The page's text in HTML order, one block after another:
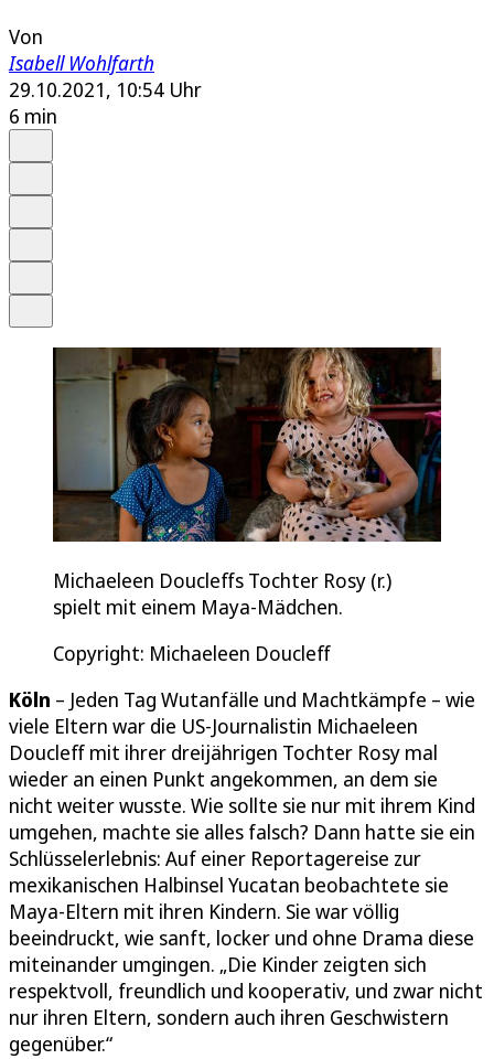
Von
Isabell Wohlfarth
29.10.2021, 10:54 Uhr
6 min
Michaeleen Doucleffs Tochter Rosy (r.)
spielt mit einem Maya-Mädchen.
Copyright: Michaeleen Doucleff
Köln – Jeden Tag Wutanfälle und Machtkämpfe – wie
viele Eltern war die US-Journalistin Michaeleen
Doucleff mit ihrer dreijährigen Tochter Rosy mal
wieder an einen Punkt angekommen, an dem sie
nicht weiter wusste. Wie sollte sie nur mit ihrem Kind
umgehen, machte sie alles falsch? Dann hatte sie ein
Schlüsselerlebnis: Auf einer Reportagereise zur
mexikanischen Halbinsel Yucatan beobachtete sie
Maya-Eltern mit ihren Kindern. Sie war völlig
beeindruckt, wie sanft, locker und ohne Drama diese
miteinander umgingen. „Die Kinder zeigten sich
respektvoll, freundlich und kooperativ, und zwar nicht
nur ihren Eltern, sondern auch ihren Geschwistern
gegenüber.“